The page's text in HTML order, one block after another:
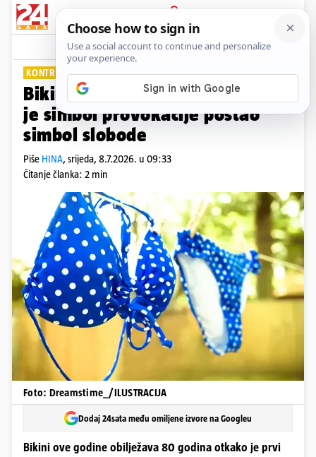
PRIJAVA
Lifestyle Komentari
KONTROVERZAN ODJEVNI PREDMET
Bikini slavi 80 godina: Evo kako
je simbol provokacije postao
simbol slobode
Piše HINA, srijeda, 8.7.2026. u 09:33
Čitanje članka: 2 min
Foto: Dreamstime_/ILUSTRACIJA
Dodaj 24sata među omiljene izvore na Googleu
Bikini ove godine obilježava 80 godina otkako je prvi